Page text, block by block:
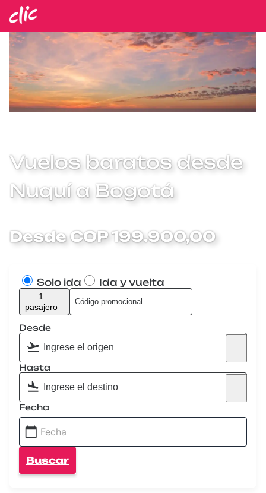
Vuelos baratos desde
Nuquí a Bogotá
Desde COP 199.900,00
Solo ida Ida y vuelta
1
pasajero
Desde
Hasta
Fecha
Buscar